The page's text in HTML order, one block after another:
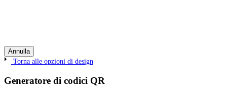
Annulla
Torna alle opzioni di design
Generatore di codici QR